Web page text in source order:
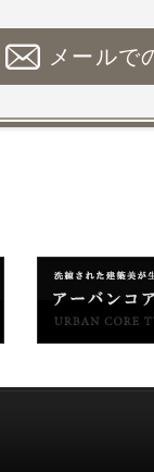
メールで